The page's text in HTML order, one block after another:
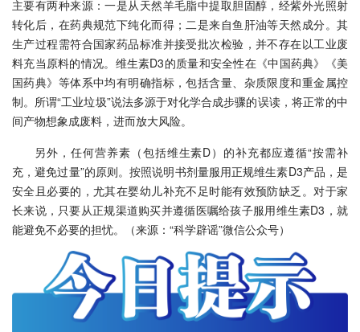
主要有两种来源：一是从天然羊毛脂中提取胆固醇，经紫外光照射
转化后，在药典规范下纯化而得；二是来自鱼肝油等天然成分。其
生产过程需符合国家药品标准并接受批次检验，并不存在以工业废
料充当原料的情况。维生素D3的质量和安全性在《中国药典》《美
国药典》等体系中均有明确指标，包括含量、杂质限度和重金属控
制。所谓“工业垃圾”说法多源于对化学合成步骤的误读，将正常的中
间产物想象成废料，进而放大风险。
另外，任何营养素（包括维生素D）的补充都应遵循“按需补
充，避免过量”的原则。按照说明书剂量服用正规维生素D3产品，是
安全且必要的，尤其在婴幼儿补充不足时能有效预防缺乏。对于家
长来说，只要从正规渠道购买并遵循医嘱给孩子服用维生素D3，就
能避免不必要的担忧。（来源：“科学辟谣”微信公众号）